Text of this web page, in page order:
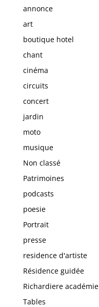
annonce
art
boutique hotel
chant
cinéma
circuits
concert
jardin
moto
musique
Non classé
Patrimoines
podcasts
poesie
Portrait
presse
residence d'artiste
Résidence guidée
Richardiere académie
Tables